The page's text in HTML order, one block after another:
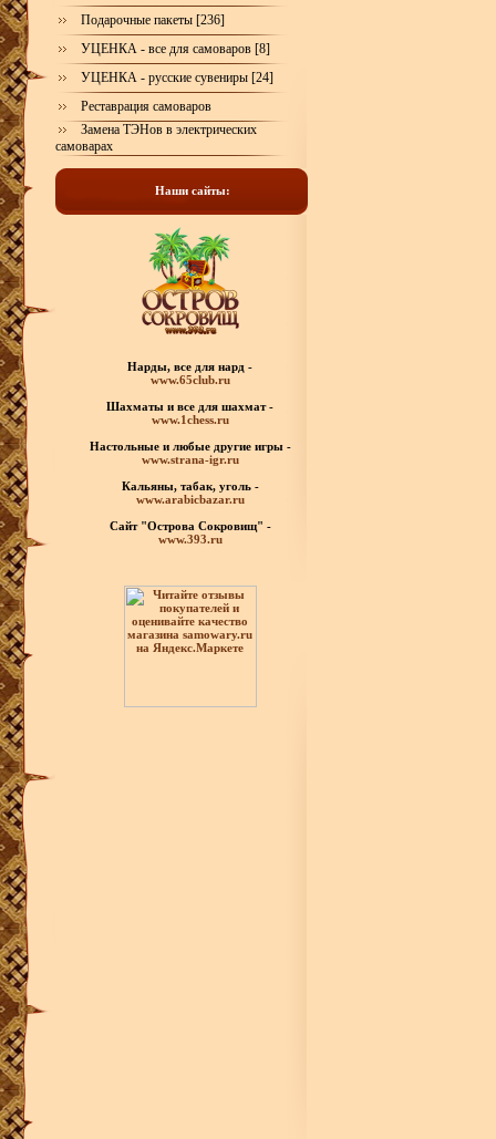
Подарочные пакеты [236]
УЦЕНКА - все для самоваров [8]
УЦЕНКА - русские сувениры [24]
Реставрация самоваров
Замена ТЭНов в электрических
самоварах
Наши сайты:
Нарды, все для нард -
www.65club.ru
Шахматы и все для шахмат -
www.1chess.ru
Настольные и любые другие игры -
www.strana-igr.ru
Кальяны, табак, уголь -
www.arabicbazar.ru
Сайт "Острова Сокровищ" -
www.393.ru